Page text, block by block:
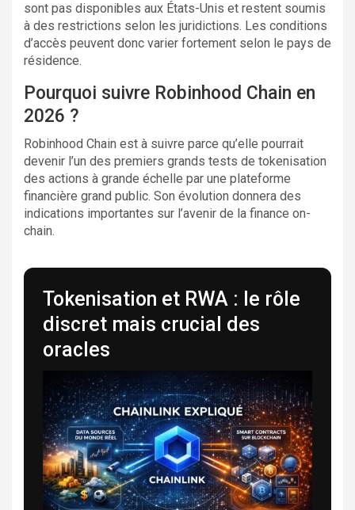
sont pas disponibles aux États-Unis et restent soumis
à des restrictions selon les juridictions. Les conditions
d’accès peuvent donc varier fortement selon le pays de
résidence.
Pourquoi suivre Robinhood Chain en
2026 ?
Robinhood Chain est à suivre parce qu’elle pourrait
devenir l’un des premiers grands tests de tokenisation
des actions à grande échelle par une plateforme
financière grand public. Son évolution donnera des
indications importantes sur l’avenir de la finance on-
chain.
Tokenisation et RWA : le rôle
discret mais crucial des
oracles